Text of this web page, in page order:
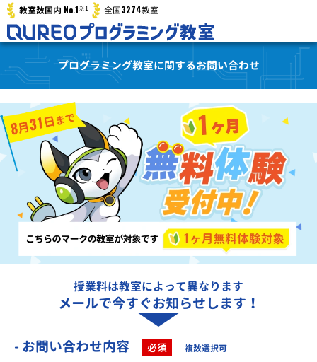
教室数国内 No.1※1 全国3274教室
プログラミング教室に関するお問い合わせ
授業料は教室によって異なります
メールで今すぐお知らせします！
- お問い合わせ内容 必須 複数選択可